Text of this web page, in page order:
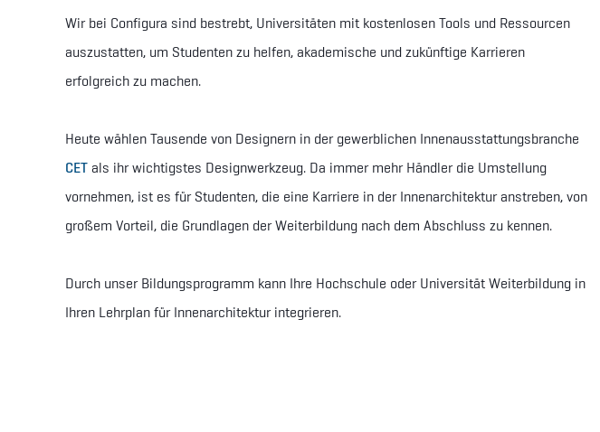
Wir bei Configura sind bestrebt, Universitäten mit kostenlosen Tools und Ressourcen
auszustatten, um Studenten zu helfen, akademische und zukünftige Karrieren
erfolgreich zu machen.
Heute wählen Tausende von Designern in der gewerblichen Innenausstattungsbranche
CETals ihr wichtigstes Designwerkzeug. Da immer mehr Händler die Umstellung
vornehmen, ist es für Studenten, die eine Karriere in der Innenarchitektur anstreben, von
großem Vorteil, die Grundlagen der Weiterbildung nach dem Abschluss zu kennen.
Durch unser Bildungsprogramm kann Ihre Hochschule oder Universität Weiterbildung in
Ihren Lehrplan für Innenarchitektur integrieren.